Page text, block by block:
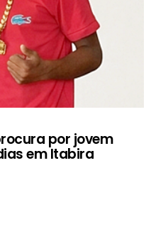
por jovem
em Itabira